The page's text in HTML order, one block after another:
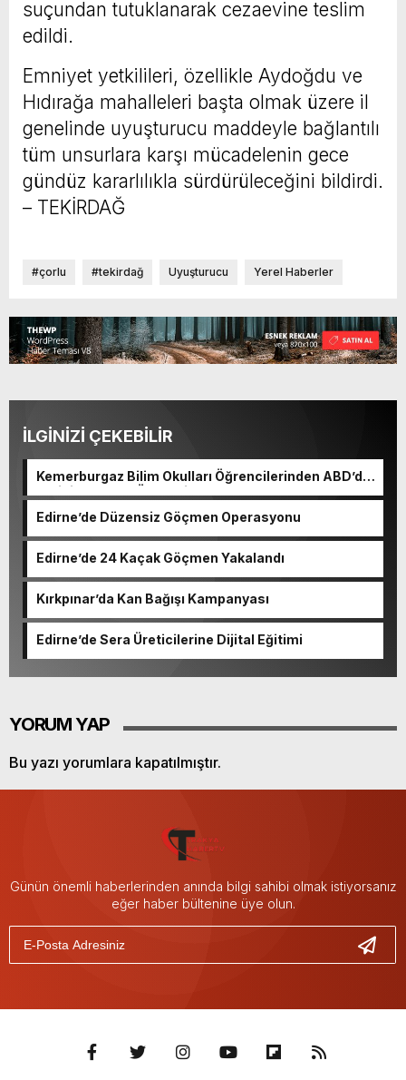
suçundan tutuklanarak cezaevine teslim
edildi.
Emniyet yetkilileri, özellikle Aydoğdu ve
Hıdırağa mahalleleri başta olmak üzere il
genelinde uyuşturucu maddeyle bağlantılı
tüm unsurlara karşı mücadelenin gece
gündüz kararlılıkla sürdürüleceğini bildirdi.
– TEKİRDAĞ
#çorlu #tekirdağ Uyuşturucu Yerel Haberler
İLGİNİZİ ÇEKEBİLİR
Kemerburgaz Bilim Okulları Öğrencilerinden ABD’de
Tarihi Başarı: 6 Öğrenci 14 Madalya Kazandı
Edirne’de Düzensiz Göçmen Operasyonu
Edirne’de 24 Kaçak Göçmen Yakalandı
Kırkpınar’da Kan Bağışı Kampanyası
Edirne’de Sera Üreticilerine Dijital Eğitimi
YORUM YAP
Bu yazı yorumlara kapatılmıştır.
Günün önemli haberlerinden anında bilgi sahibi olmak istiyorsanız
eğer haber bültenine üye olun.